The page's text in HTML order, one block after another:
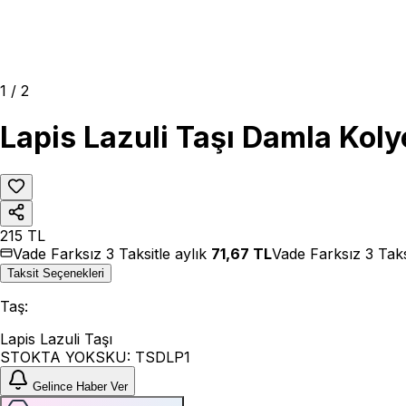
1 / 2
Lapis Lazuli Taşı Damla
215 TL
Vade Farksız 3 Taksitle aylık 71,67 TLVade Farksız 3
Taksit Seçenekleri
Taş:
Lapis Lazuli Taşı
STOKTA YOKSKU: TSDLP1
Gelince Haber Ver